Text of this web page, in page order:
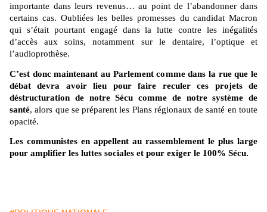
importante dans leurs revenus… au point de l’abandonner dans
certains cas. Oubliées les belles promesses du candidat Macron
qui s’était pourtant engagé dans la lutte contre les inégalités
d’accès aux soins, notamment sur le dentaire, l’optique et
l’audioprothèse.
C’est donc maintenant au Parlement comme dans la rue que le
débat devra avoir lieu pour faire reculer ces projets de
déstructuration de notre Sécu comme de notre système de
santé, alors que se préparent les Plans régionaux de santé en toute
opacité.
Les communistes en appellent au rassemblement le plus large
pour amplifier les luttes sociales et pour exiger le 100% Sécu.